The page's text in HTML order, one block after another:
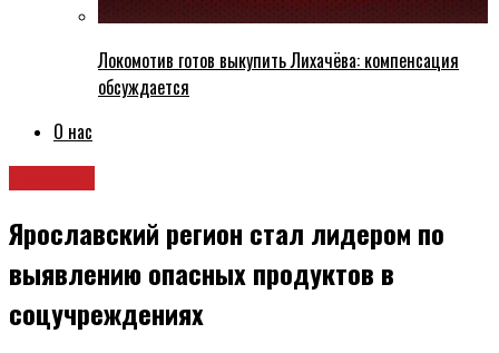
Локомотив готов выкупить Лихачёва: компенсация
обсуждается
О нас
Ярославский регион стал лидером по
выявлению опасных продуктов в
соцучреждениях